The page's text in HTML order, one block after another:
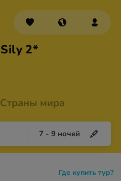
Sily 2*
Страны мира
7 - 9 ночей
Где купить тур?